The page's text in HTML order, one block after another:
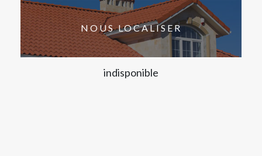
NOUS LOCALISER
indisponible